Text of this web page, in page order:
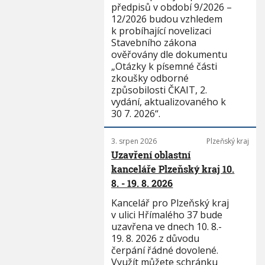
předpisů v období 9/2026 –
12/2026 budou vzhledem
k probíhající novelizaci
Stavebního zákona
ověřovány dle dokumentu
„Otázky k písemné části
zkoušky odborné
způsobilosti ČKAIT, 2.
vydání, aktualizovaného k
30 7. 2026“.
3. srpen 2026 Plzeňský kraj
Uzavření oblastní
kanceláře Plzeňský kraj 10.
8. - 19. 8. 2026
Kancelář pro Plzeňský kraj
v ulici Hřímalého 37 bude
uzavřena ve dnech 10. 8.-
19. 8. 2026 z důvodu
čerpání řádné dovolené.
Využít můžete schránku